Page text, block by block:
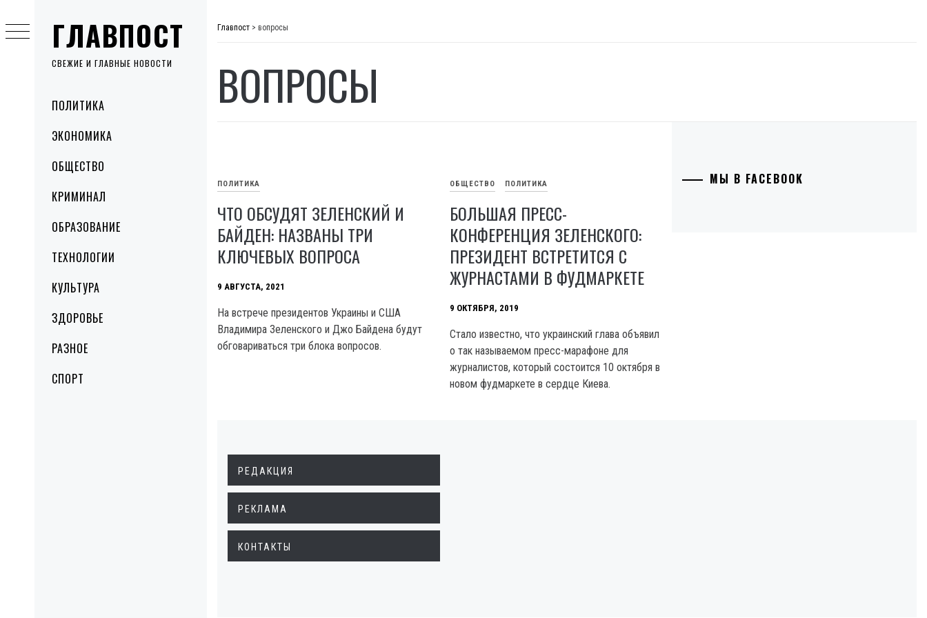
ГЛАВПОСТ
СВЕЖИЕ И ГЛАВНЫЕ НОВОСТИ
MenuПОЛИТИКА
ЭКОНОМИКА
ОБЩЕСТВО
КРИМИНАЛ
ОБРАЗОВАНИЕ
ТЕХНОЛОГИИ
КУЛЬТУРА
ЗДОРОВЬЕ
РАЗНОЕ
СПОРТ
to
content
Главпост > вопросы
ВОПРОСЫ
ПОЛИТИКА
ЧТО ОБСУДЯТ ЗЕЛЕНСКИЙ И
БАЙДЕН: НАЗВАНЫ ТРИ
КЛЮЧЕВЫХ ВОПРОСА
9 АВГУСТА, 2021
На встрече президентов Украины и США
Владимира Зеленского и Джо Байдена будут
обговариваться три блока вопросов.
ОБЩЕСТВО ПОЛИТИКА
БОЛЬШАЯ ПРЕСС-
КОНФЕРЕНЦИЯ ЗЕЛЕНСКОГО:
ПРЕЗИДЕНТ ВСТРЕТИТСЯ С
ЖУРНАСТАМИ В ФУДМАРКЕТЕ
9 ОКТЯБРЯ, 2019
Стало известно, что украинский глава объявил
о так называемом пресс-марафоне для
журналистов, который состоится 10 октября в
новом фудмаркете в сердце Киева.
МЫ В FACEBOOK
РЕДАКЦИЯ
РЕКЛАМА
КОНТАКТЫ